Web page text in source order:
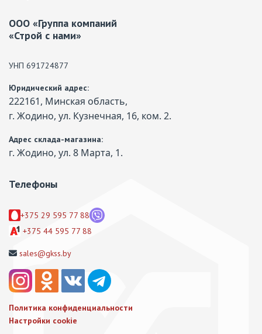
ООО «Группа компаний
«Строй с нами»
УНП 691724877
Юридический адрес:
222161, Минская область,
г. Жодино, ул. Кузнечная, 16, ком. 2.
Адрес склада-магазина:
г. Жодино, ул. 8 Марта, 1.
Телефоны
+375 29 595 77 88
+375 44 595 77 88
sales@gkss.by
Политика конфиденциальности
Настройки cookie